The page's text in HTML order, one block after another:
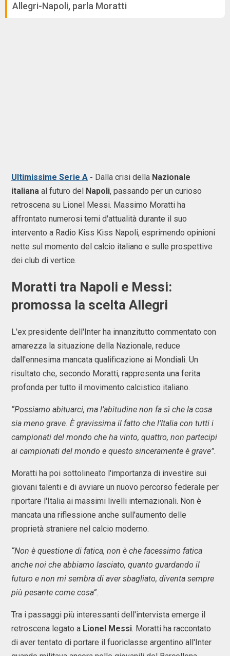
Allegri-Napoli, parla Moratti
Ultimissime Serie A - Dalla crisi della Nazionale
italiana al futuro del Napoli, passando per un curioso
retroscena su Lionel Messi. Massimo Moratti ha
affrontato numerosi temi d'attualità durante il suo
intervento a Radio Kiss Kiss Napoli, esprimendo opinioni
nette sul momento del calcio italiano e sulle prospettive
dei club di vertice.
Moratti tra Napoli e Messi:
promossa la scelta Allegri
L'ex presidente dell'Inter ha innanzitutto commentato con
amarezza la situazione della Nazionale, reduce
dall'ennesima mancata qualificazione ai Mondiali. Un
risultato che, secondo Moratti, rappresenta una ferita
profonda per tutto il movimento calcistico italiano.
“Possiamo abituarci, ma l’abitudine non fa sì che la cosa
sia meno grave. È gravissima il fatto che l’Italia con tutti i
campionati del mondo che ha vinto, quattro, non partecipi
ai campionati del mondo e questo sinceramente è grave”.
Moratti ha poi sottolineato l'importanza di investire sui
giovani talenti e di avviare un nuovo percorso federale per
riportare l'Italia ai massimi livelli internazionali. Non è
mancata una riflessione anche sull'aumento delle
proprietà straniere nel calcio moderno.
“Non è questione di fatica, non è che facessimo fatica
anche noi che abbiamo lasciato, quanto guardando il
futuro e non mi sembra di aver sbagliato, diventa sempre
più pesante come cosa”.
Tra i passaggi più interessanti dell'intervista emerge il
retroscena legato a Lionel Messi. Moratti ha raccontato
di aver tentato di portare il fuoriclasse argentino all'Inter